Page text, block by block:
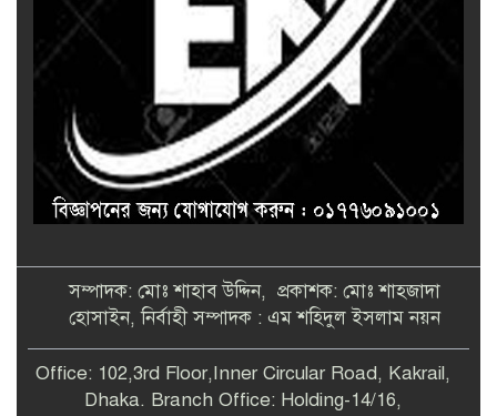
সম্পাদক: মোঃ শাহাব উদ্দিন, প্রকাশক: মোঃ শাহজাদা
হোসাইন, নির্বাহী সম্পাদক : এম শহিদুল ইসলাম নয়ন
Office: 102,3rd Floor,Inner Circular Road, Kakrail,
Dhaka. Branch Office: Holding-14/16,